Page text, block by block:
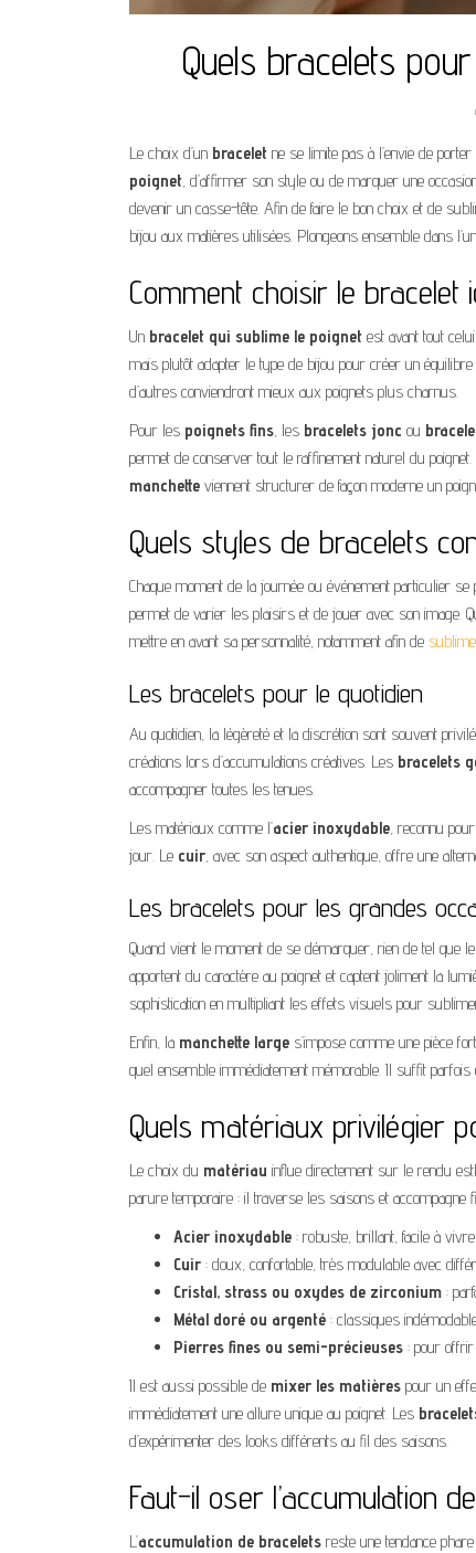
Quels bracelets
Le choix d’un bracelet ne se limite pas à l’envie de
poignet , d’affirmer son style ou de marquer une
devenir un casse-tête. Afin de faire le bon choix et de
bijou aux matières utilisées. Plongeons ensemble dans
Comment choisir le
Un bracelet qui sublime le poignet est avant tout
mais plutôt adapter le type de bijou pour créer un
d’autres conviendront mieux aux poignets plus charnus.
Pour les poignets fins , les bracelets jonc ou
permet de conserver tout le raffinement naturel du
manchette viennent structurer de façon moderne un
Quels styles de bracelets
Chaque moment de la journée ou événement particulier
permet de varier les plaisirs et de jouer avec son image.
mettre en avant sa personnalité, notamment afin de
Les bracelets pour le quotidien
Au quotidien, la légèreté et la discrétion sont souvent
créations lors d’accumulations créatives. Les bracelets
accompagner toutes les tenues.
Les matériaux comme l’acier inoxydable , reconnu
jour. Le cuir , avec son aspect authentique, offre une
Les bracelets pour les grandes
Quand vient le moment de se démarquer, rien de tel que
apportent du caractère au poignet et captent joliment la
sophistication en multipliant les effets visuels pour
Enfin, la manchette large s’impose comme une pièce
quel ensemble immédiatement mémorable. Il suffit
Quels matériaux privilégier
Le choix du matériau influe directement sur le rendu
parure temporaire : il traverse les saisons et accompagne
Acier inoxydable : robuste, brillant, facile à
Cuir : doux, confortable, très modulable avec
Cristal, strass ou oxydes de zirconium :
Métal doré ou argenté : classiques
Pierres fines ou semi-précieuses : pour
Il est aussi possible de mixer les matières pour un
immédiatement une allure unique au poignet. Les
d’expérimenter des looks différents au fil des saisons.
Faut-il oser l’accumulation
L’accumulation de bracelets reste une tendance